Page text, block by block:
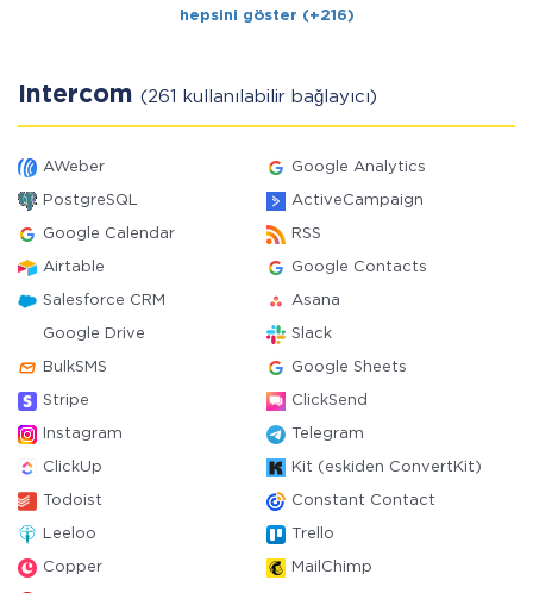
hepsini göster (+216)
Intercom (261 kullanılabilir bağlayıcı)
AWeber Google Analytics
PostgreSQL ActiveCampaign
Google Calendar RSS
Airtable Google Contacts
Salesforce CRM Asana
Google Drive Slack
BulkSMS Google Sheets
Stripe ClickSend
Instagram Telegram
ClickUp Kit (eskiden ConvertKit)
Todoist Constant Contact
Leeloo Trello
Copper MailChimp